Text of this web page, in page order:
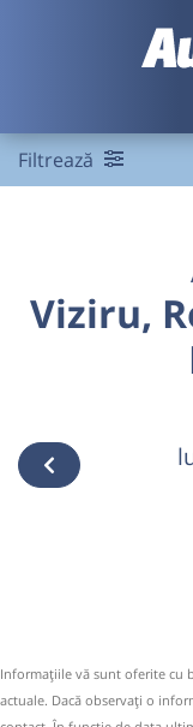
Filtrează
Viziru,
Informaţiile vă sunt oferite cu
actuale. Dacă observați o